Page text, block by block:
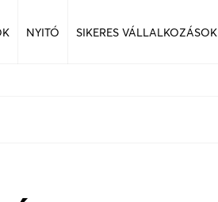
NYITÓ SIKERES VÁLLALKOZÁSOK